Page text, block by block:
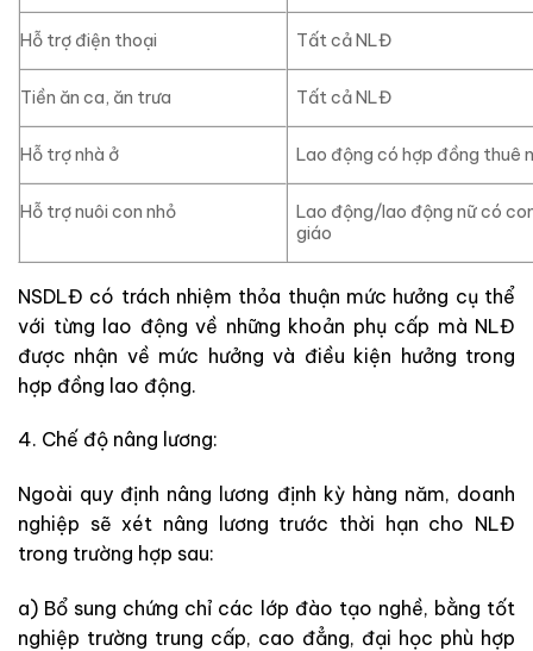
Hỗ trợ điện thoại Tất cả NLĐ
Tiền ăn ca, ăn trưa Tất cả NLĐ
Hỗ trợ nhà ở Lao động có hợp đồng thuê
Hỗ trợ nuôi con nhỏ
Lao động/lao động nữ có
giáo
NSDLĐ có trách nhiệm thỏa thuận mức hưởng cụ thể
với từng lao động về những khoản phụ cấp mà NLĐ
được nhận về mức hưởng và điều kiện hưởng trong
hợp đồng lao động.
4. Chế độ nâng lương:
Ngoài quy định nâng lương định kỳ hàng năm, doanh
nghiệp sẽ xét nâng lương trước thời hạn cho NLĐ
trong trường hợp sau:
a) Bổ sung chứng chỉ các lớp đào tạo nghề, bằng tốt
nghiệp trường trung cấp, cao đẳng, đại học phù hợp